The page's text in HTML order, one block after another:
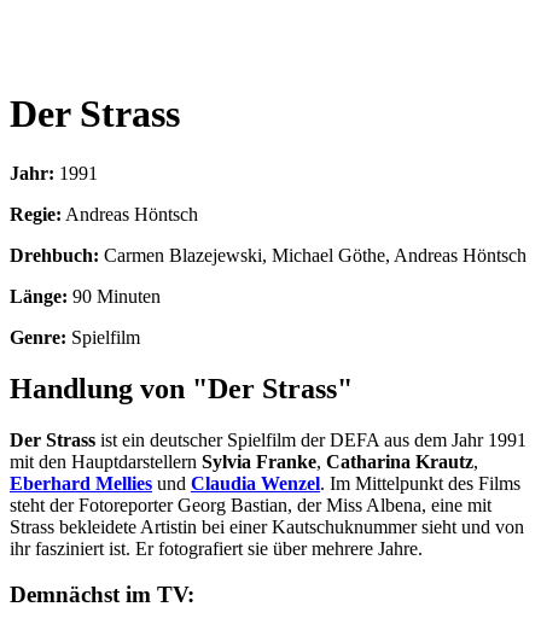
Der Strass
Jahr: 1991
Regie: Andreas Höntsch
Drehbuch: Carmen Blazejewski, Michael Göthe, Andreas Höntsch
Länge: 90 Minuten
Genre: Spielfilm
Handlung von "Der Strass"
Der Strass ist ein deutscher Spielfilm der DEFA aus dem Jahr 1991
mit den Hauptdarstellern Sylvia Franke, Catharina Krautz,
Eberhard Mellies und Claudia Wenzel. Im Mittelpunkt des Films
steht der Fotoreporter Georg Bastian, der Miss Albena, eine mit
Strass bekleidete Artistin bei einer Kautschuknummer sieht und von
ihr fasziniert ist. Er fotografiert sie über mehrere Jahre.
Demnächst im TV: